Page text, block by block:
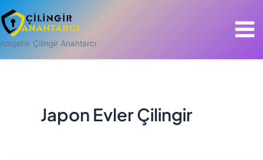
İçeriğe
atla
Ataşehir Çilingir Anahtarcı
Japon Evler Çilingir